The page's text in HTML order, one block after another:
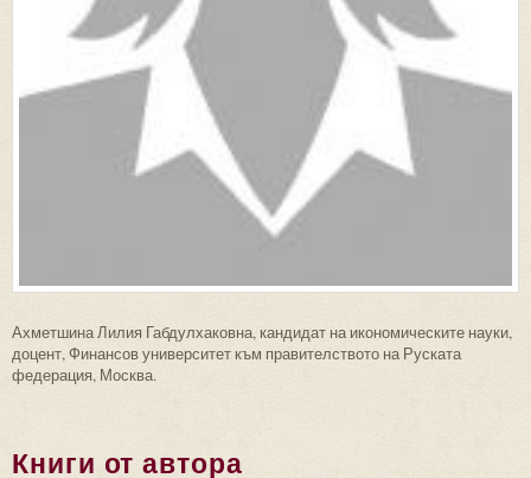
Ахметшина Лилия Габдулхаковна, кандидат на икономическите науки,
доцент, Финансов университет към правителството на Руската
федерация, Москва.
Книги от автора